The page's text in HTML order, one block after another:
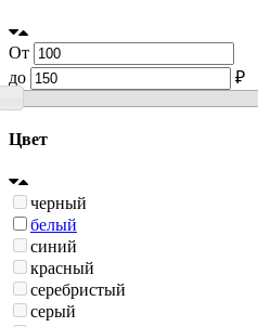
От
до
₽
Цвет
черный
белый
синий
красный
серебристый
серый